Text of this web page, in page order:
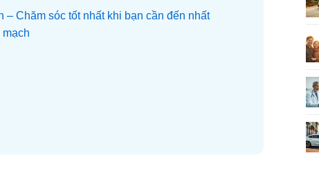
Chăm sóc tốt nhất khi bạn cần đến nhất